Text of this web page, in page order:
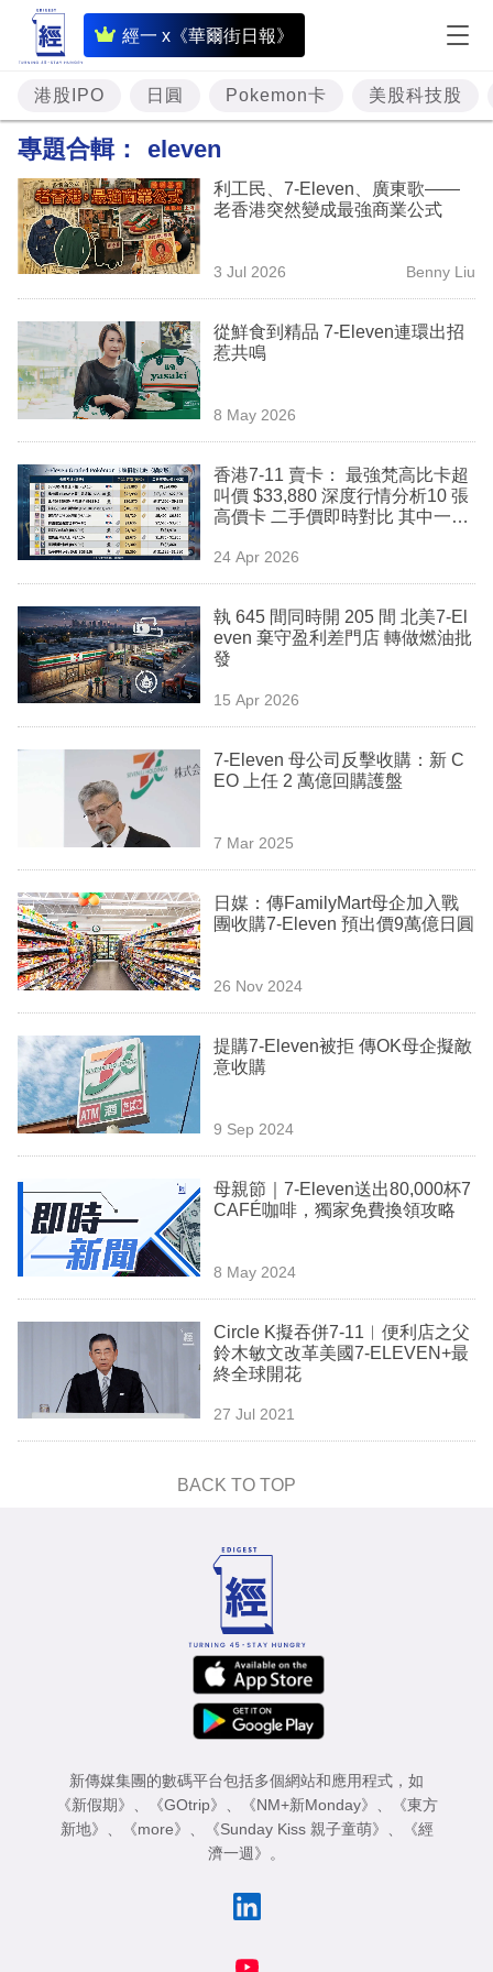
經一 x《華爾街日報》
即
時
財
經
題
投
資
樓
市
理
商
業
科
技
職
場
生
時
欄
訂
閱
區
港股IPO 日圓 Pokemon卡 美股科技股
專題合輯： eleven
利工民、7-Eleven、廣東歌——
老香港突然變成最強商業公式
3 Jul 2026 Benny Liu
從鮮食到精品 7-Eleven連環出招
惹共鳴
8 May 2026
香港7-11 賣卡： 最強梵高比卡超
叫價 $33,880 深度行情分析10 張
高價卡 二手價即時對比 其中一張
24 Apr 2026
執 645 間同時開 205 間 北美7-El
even 棄守盈利差門店 轉做燃油批
發
15 Apr 2026
7-Eleven 母公司反擊收購：新 C
EO 上任 2 萬億回購護盤
7 Mar 2025
日媒：傳FamilyMart母企加入戰
團收購7-Eleven 預出價9萬億日圓
26 Nov 2024
提購7-Eleven被拒 傳OK母企擬敵
意收購
9 Sep 2024
母親節｜7-Eleven送出80,000杯7
CAFÉ咖啡，獨家免費換領攻略
8 May 2024
Circle K擬吞併7-11︳便利店之父
鈴木敏文改革美國7-ELEVEN+最
終全球開花
27 Jul 2021
BACK TO TOP
新傳媒集團的數碼平台包括多個網站和應用程式，如
《新假期》 、 《GOtrip》 、 《NM+新Monday》 、
《東方
新地》 、 《more》 、 《Sunday Kiss 親子童萌》 、
《經
濟一週》 。